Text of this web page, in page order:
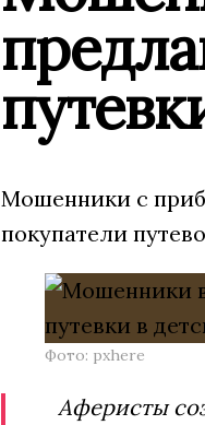
Мошенники с
покупатели
Фото: pxhere
Аферисты